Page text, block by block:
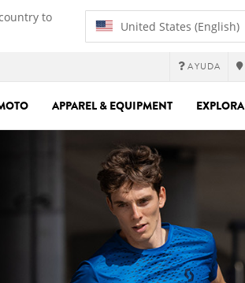
to
United States (English)
AYUDA
APPAREL & EQUIPMENT EXPLORA